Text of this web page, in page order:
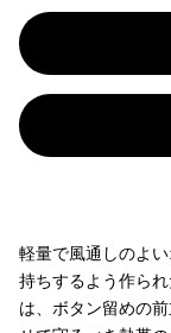
軽量で風通しのよ
持ちするよう作ら
は、ボタン留めの